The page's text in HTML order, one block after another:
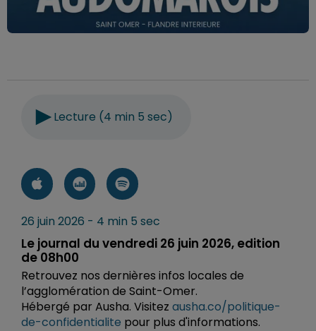
Lecture (4 min 5 sec)
26 juin 2026 - 4 min 5 sec
Le journal du vendredi 26 juin 2026, edition
de 08h00
Retrouvez nos dernières infos locales de
l’agglomération de Saint-Omer.
Hébergé par Ausha. Visitez ausha.co/politique-
de-confidentialite pour plus d'informations.